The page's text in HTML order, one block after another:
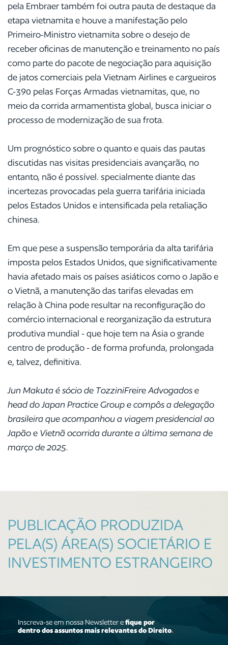
pela Embraer também foi outra pauta de destaque da
etapa vietnamita e houve a manifestação pelo
Primeiro-Ministro vietnamita sobre o desejo de
receber oficinas de manutenção e treinamento no país
como parte do pacote de negociação para aquisição
de jatos comerciais pela Vietnam Airlines e cargueiros
C-390 pelas Forças Armadas vietnamitas, que, no
meio da corrida armamentista global, busca iniciar o
processo de modernização de sua frota.
Um prognóstico sobre o quanto e quais das pautas
discutidas nas visitas presidenciais avançarão, no
entanto, não é possível. specialmente diante das
incertezas provocadas pela guerra tarifária iniciada
pelos Estados Unidos e intensificada pela retaliação
chinesa.
Em que pese a suspensão temporária da alta tarifária
imposta pelos Estados Unidos, que significativamente
havia afetado mais os países asiáticos como o Japão e
o Vietnã, a manutenção das tarifas elevadas em
relação à China pode resultar na reconfiguração do
comércio internacional e reorganização da estrutura
produtiva mundial - que hoje tem na Ásia o grande
centro de produção - de forma profunda, prolongada
e, talvez, definitiva.
Jun Makuta é sócio de TozziniFreire Advogados e
head do Japan Practice Group e compôs a delegação
brasileira que acompanhou a viagem presidencial ao
Japão e Vietnã ocorrida durante a última semana de
março de 2025.
PUBLICAÇÃO PRODUZIDA
PELA(S) ÁREA(S) SOCIETÁRIO E
INVESTIMENTO ESTRANGEIRO
Inscreva-se em nossa Newsletter efique por
dentro dos assuntos mais relevantes do Direito.